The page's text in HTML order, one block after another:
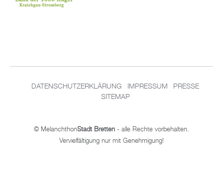
DATENSCHUTZERKLÄRUNG IMPRESSUM
PRESSE
SITEMAP
© MelanchthonStadt Bretten - alle Rechte vorbehalten.
Vervielfältigung nur mit Genehmigung!